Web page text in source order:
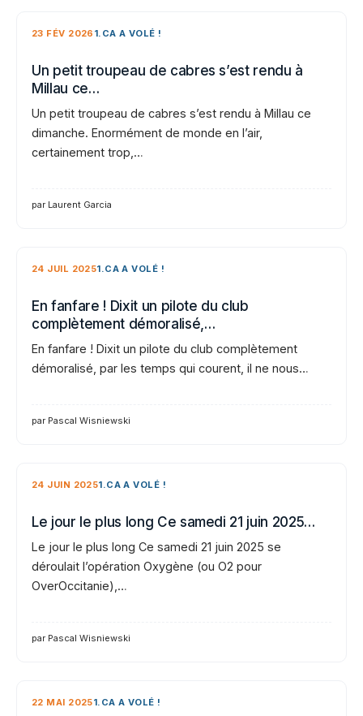
23 FÉV 2026 1.CA A VOLÉ !
Un petit troupeau de cabres s’est rendu à
Millau ce…
Un petit troupeau de cabres s’est rendu à Millau ce
dimanche. Enormément de monde en l’air,
certainement trop,…
par Laurent Garcia
24 JUIL 20251.CA A VOLÉ !
En fanfare ! Dixit un pilote du club
complètement démoralisé,…
En fanfare ! Dixit un pilote du club complètement
démoralisé, par les temps qui courent, il ne nous…
par Pascal Wisniewski
24 JUIN 20251.CA A VOLÉ !
Le jour le plus long Ce samedi 21 juin 2025…
Le jour le plus long Ce samedi 21 juin 2025 se
déroulait l’opération Oxygène (ou O2 pour
OverOccitanie),…
par Pascal Wisniewski
22 MAI 20251.CA A VOLÉ !